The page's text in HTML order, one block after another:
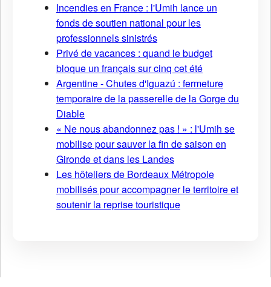
Incendies en France : l'Umih lance un
fonds de soutien national pour les
professionnels sinistrés
Privé de vacances : quand le budget
bloque un français sur cinq cet été
Argentine - Chutes d'Iguazú : fermeture
temporaire de la passerelle de la Gorge du
Diable
« Ne nous abandonnez pas ! » : l'Umih se
mobilise pour sauver la fin de saison en
Gironde et dans les Landes
Les hôteliers de Bordeaux Métropole
mobilisés pour accompagner le territoire et
soutenir la reprise touristique